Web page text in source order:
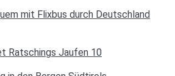
mit Flixbus durch Deutschland